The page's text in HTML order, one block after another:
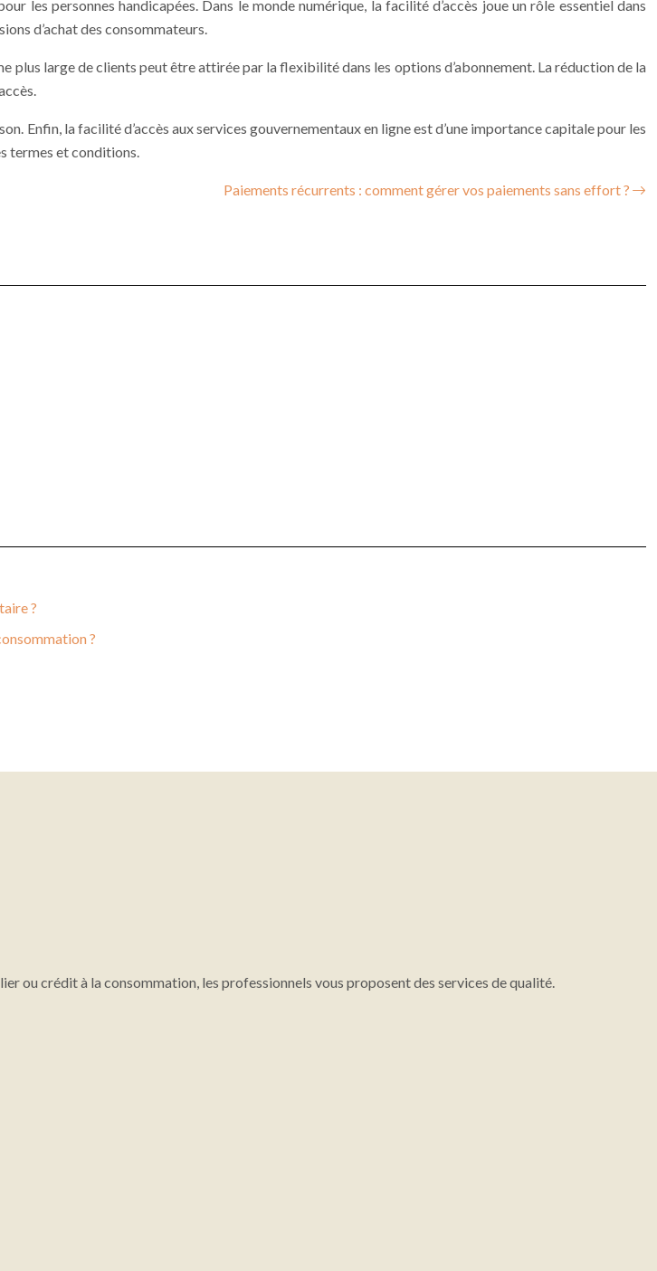
les personnes handicapées. Dans le monde numérique, la facilité d’accès joue un rôle essentiel dans
d’achat des consommateurs.
plus large de clients peut être attirée par la flexibilité dans les options d’abonnement. La réduction de la
Enfin, la facilité d’accès aux services gouvernementaux en ligne est d’une importance capitale pour les
termes et conditions.
Paiements récurrents : comment gérer vos paiements sans effort ?
?
?
ou crédit à la consommation, les professionnels vous proposent des services de qualité.